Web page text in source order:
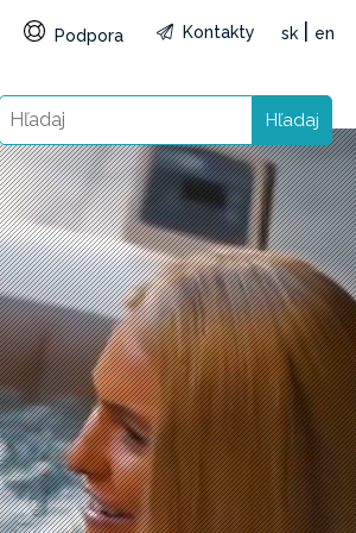
to open stream: HTTP
Podpora Kontakty sk en
Hľadaj